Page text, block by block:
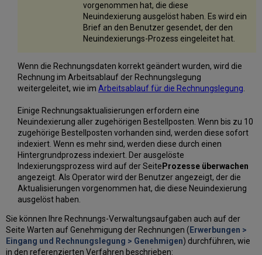
vorgenommen hat, die diese
Neuindexierung ausgelöst haben. Es wird ein
Brief an den Benutzer gesendet, der den
Neuindexierungs-Prozess eingeleitet hat.
Wenn die Rechnungsdaten korrekt geändert wurden, wird die
Rechnung im Arbeitsablauf der Rechnungslegung
weitergeleitet, wie im Arbeitsablauf für die Rechnungslegung
Einige Rechnungsaktualisierungen erfordern eine
Neuindexierung aller zugehörigen Bestellposten. Wenn bis zu 10
zugehörige Bestellposten vorhanden sind, werden diese sofort
indexiert. Wenn es mehr sind, werden diese durch einen
Hintergrundprozess indexiert. Der ausgelöste
Indexierungsprozess wird auf der Seite Prozesse überwachen
angezeigt. Als Operator wird der Benutzer angezeigt, der die
Aktualisierungen vorgenommen hat, die diese Neuindexierung
ausgelöst haben.
Sie können Ihre Rechnungs-Verwaltungsaufgaben auch auf der
Seite Warten auf Genehmigung der Rechnungen ( Erwerbungen >
Eingang und Rechnungslegung > Genehmigen) durchführen, wie
in den referenzierten Verfahren beschrieben: